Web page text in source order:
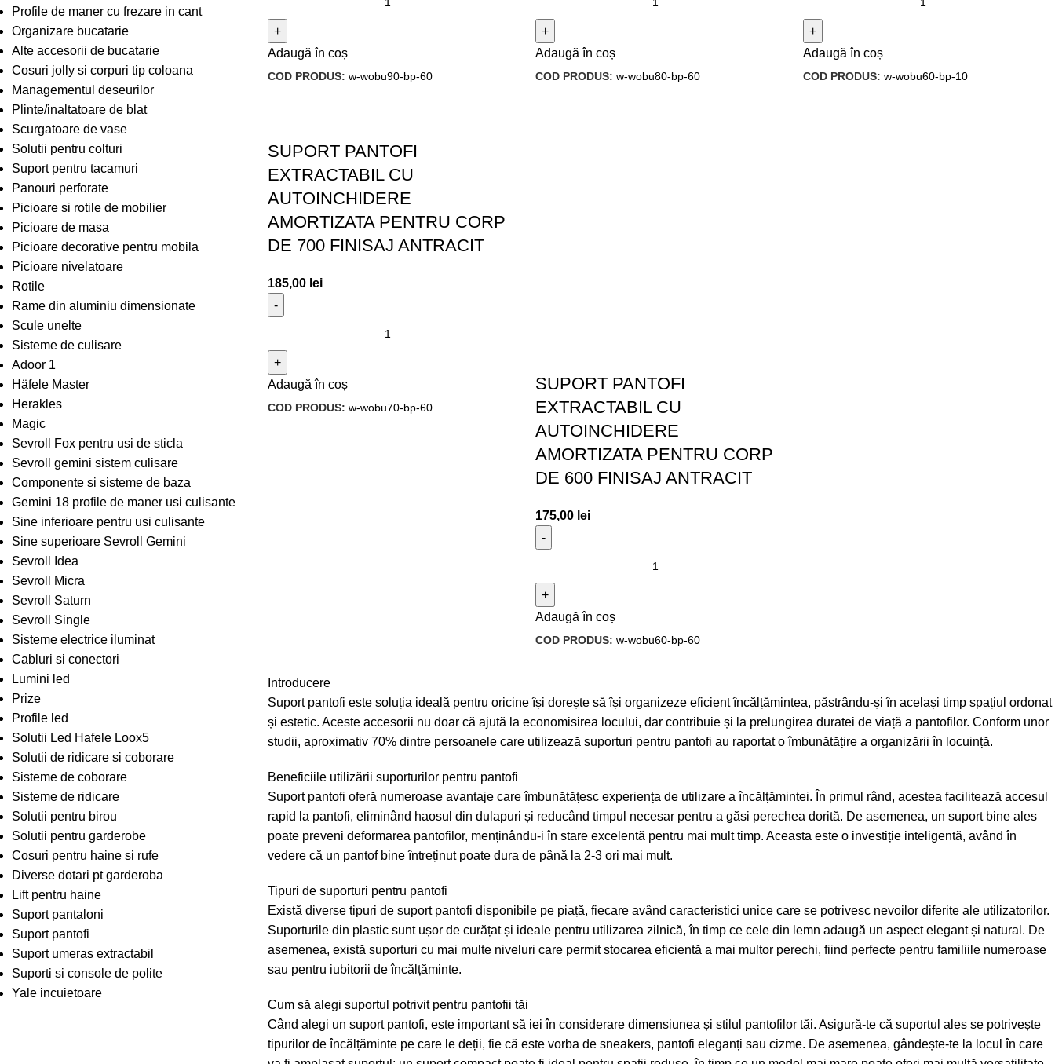
Profile de maner cu frezare in cant
Organizare bucatarie
Alte accesorii de bucatarie
Cosuri jolly si corpuri tip coloana
Managementul deseurilor
Plinte/inaltatoare de blat
Scurgatoare de vase
Solutii pentru colturi
Suport pentru tacamuri
Panouri perforate
Picioare si rotile de mobilier
Picioare de masa
Picioare decorative pentru mobila
Picioare nivelatoare
Rotile
Rame din aluminiu dimensionate
Scule unelte
Sisteme de culisare
Adoor 1
Häfele Master
Herakles
Magic
Sevroll Fox pentru usi de sticla
Sevroll gemini sistem culisare
Componente si sisteme de baza
Gemini 18 profile de maner usi culisante
Sine inferioare pentru usi culisante
Sine superioare Sevroll Gemini
Sevroll Idea
Sevroll Micra
Sevroll Saturn
Sevroll Single
Sisteme electrice iluminat
Cabluri si conectori
Lumini led
Prize
Profile led
Solutii Led Hafele Loox5
Solutii de ridicare si coborare
Sisteme de coborare
Sisteme de ridicare
Solutii pentru birou
Solutii pentru garderobe
Cosuri pentru haine si rufe
Diverse dotari pt garderoba
Lift pentru haine
Suport pantaloni
Suport pantofi
Suport umeras extractabil
Suporti si console de polite
Yale incuietoare
Adaugă în coș
COD PRODUS: w-wobu90-bp-60
Adaugă în coș
COD PRODUS: w-wobu80-bp-60
Adaugă în coș
COD PRODUS: w-wobu60-bp-10
SUPORT PANTOFI
EXTRACTABIL CU
AUTOINCHIDERE
AMORTIZATA PENTRU CORP
DE 700 FINISAJ ANTRACIT
185,00 lei
Adaugă în coș
COD PRODUS: w-wobu70-bp-60
SUPORT PANTOFI
EXTRACTABIL CU
AUTOINCHIDERE
AMORTIZATA PENTRU CORP
DE 600 FINISAJ ANTRACIT
175,00 lei
Adaugă în coș
COD PRODUS: w-wobu60-bp-60
Introducere
Suport pantofi este soluția ideală pentru oricine își dorește să își organizeze eficient încălțămintea, păstrându-și în același timp spațiul ordonat
și estetic. Aceste accesorii nu doar că ajută la economisirea locului, dar contribuie și la prelungirea duratei de viață a pantofilor. Conform unor
studii, aproximativ 70% dintre persoanele care utilizează suporturi pentru pantofi au raportat o îmbunătățire a organizării în locuință.
Beneficiile utilizării suporturilor pentru pantofi
Suport pantofi oferă numeroase avantaje care îmbunătățesc experiența de utilizare a încălțămintei. În primul rând, acestea facilitează accesul
rapid la pantofi, eliminând haosul din dulapuri și reducând timpul necesar pentru a găsi perechea dorită. De asemenea, un suport bine ales
poate preveni deformarea pantofilor, menținându-i în stare excelentă pentru mai mult timp. Aceasta este o investiție inteligentă, având în
vedere că un pantof bine întreținut poate dura de până la 2-3 ori mai mult.
Tipuri de suporturi pentru pantofi
Există diverse tipuri de suport pantofi disponibile pe piață, fiecare având caracteristici unice care se potrivesc nevoilor diferite ale utilizatorilor.
Suporturile din plastic sunt ușor de curățat și ideale pentru utilizarea zilnică, în timp ce cele din lemn adaugă un aspect elegant și natural. De
asemenea, există suporturi cu mai multe niveluri care permit stocarea eficientă a mai multor perechi, fiind perfecte pentru familiile numeroase
sau pentru iubitorii de încălțăminte.
Cum să alegi suportul potrivit pentru pantofii tăi
Când alegi un suport pantofi, este important să iei în considerare dimensiunea și stilul pantofilor tăi. Asigură-te că suportul ales se potrivește
tipurilor de încălțăminte pe care le deții, fie că este vorba de sneakers, pantofi eleganți sau cizme. De asemenea, gândește-te la locul în care